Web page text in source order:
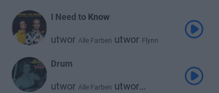
I Need to Know
utwor Alle Farben utwor Flynn
Drum
utwor Alle Farben utwor